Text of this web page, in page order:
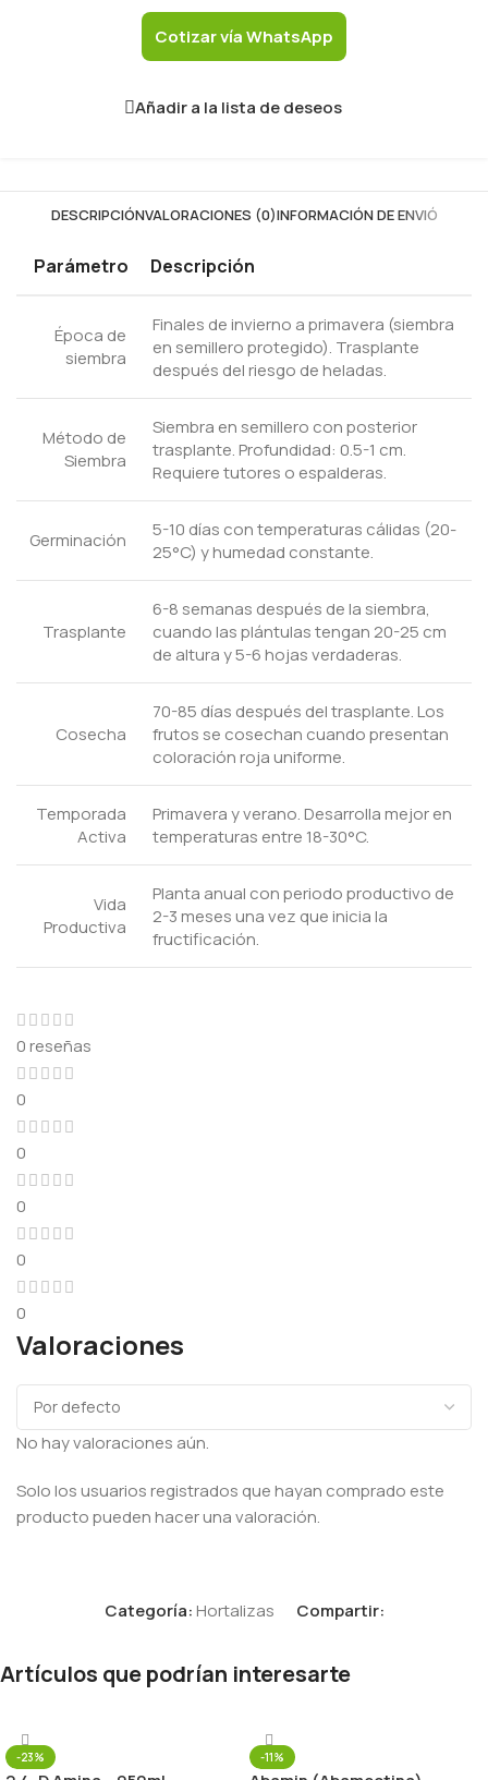
Cotizar vía WhatsApp
Añadir a la lista de deseos
DESCRIPCIÓNVALORACIONES (0)INFORMACIÓN DE ENVIÓ
Parámetro Descripción
Época de
siembra
Finales de invierno a primavera (siembra
en semillero protegido). Trasplante
después del riesgo de heladas.
Método de
Siembra
Siembra en semillero con posterior
trasplante. Profundidad: 0.5-1 cm.
Requiere tutores o espalderas.
Germinación
5-10 días con temperaturas cálidas (20-
25°C) y humedad constante.
Trasplante
6-8 semanas después de la siembra,
cuando las plántulas tengan 20-25 cm
de altura y 5-6 hojas verdaderas.
Cosecha
70-85 días después del trasplante. Los
frutos se cosechan cuando presentan
coloración roja uniforme.
Temporada
Activa
Primavera y verano. Desarrolla mejor en
temperaturas entre 18-30°C.
Vida
Productiva
Planta anual con periodo productivo de
2-3 meses una vez que inicia la
fructificación.
0 reseñas
0
0
0
0
0
Valoraciones
No hay valoraciones aún.
Solo los usuarios registrados que hayan comprado este
producto pueden hacer una valoración.
Categoría:Hortalizas Compartir:
Artículos que podrían interesarte
-23% -11%